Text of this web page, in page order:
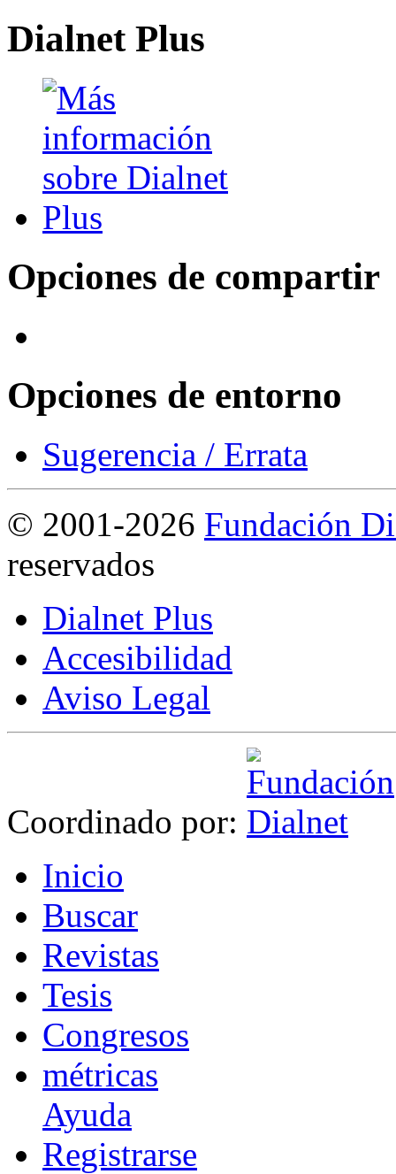
Dialnet Plus
Opciones de compartir
Opciones de entorno
Sugerencia / Errata
© 2001-2026 Fundación
reservados
Dialnet Plus
Accesibilidad
Aviso Legal
Coordinado por:
Inicio
Buscar
Revistas
Tesis
Congresos
métricas
Ayuda
Registrarse